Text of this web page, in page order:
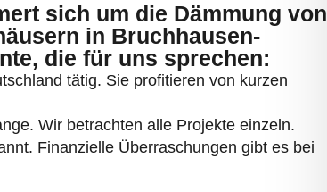
sich um die Dämmung von
in Bruchhausen-
die für uns sprechen:
tätig. Sie profitieren von kurzen
Wir betrachten alle Projekte einzeln.
Finanzielle Überraschungen gibt es bei